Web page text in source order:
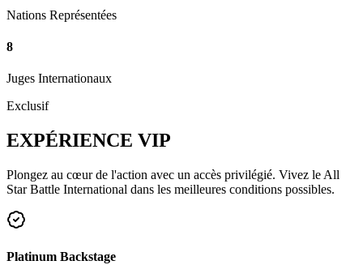
Nations Représentées
8
Juges Internationaux
Exclusif
EXPÉRIENCE VIP
Plongez au cœur de l'action avec un accès privilégié. Vivez le All
Star Battle International dans les meilleures conditions possibles.
Platinum Backstage